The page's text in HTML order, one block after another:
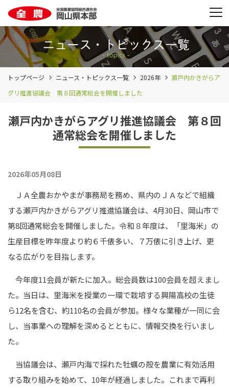
トップページ ニュース・トピックス一覧 2026年
瀬戸内かきがらア
グリ推進協議会 第８回通常総会を開催しました
瀬戸内かきがらアグリ推進協議会 第８回
通常総会を開催しました
2026年05月08日
ＪＡ全農おかやまが事務局を務め、県内のＪＡなどで組織
する瀬戸内かきがらアグリ推進協議会は、 4月30日、岡山市で
第8回通常総会を開催しました。令和８年度は、「里海米」の
生産目標を昨年度より約６千俵多い、７万俵に引き上げ、更
なる広がりを目指します。
今年度11会員が新たに加入。総会員数は100会員を超えまし
た。当日は、里海米を授業の一環で栽培する興陽高校の生徒
ら12名を含む、約110名の会員が参加。様々な業種が一同に会
し、当事業への理解を深めるとともに、情報交換を行いまし
た。
当協議会は、瀬戸内海で採れた牡蠣の殻を農業に有効活用
する取り組みを始めて、 10年が経過しました。これまで再利